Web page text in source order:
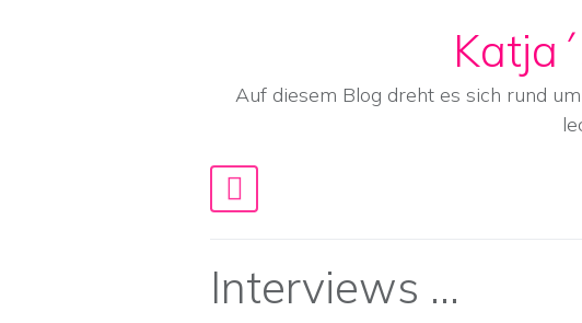
Auf diesem Blog dreht es sich rund
Main Navigation
Interviews …